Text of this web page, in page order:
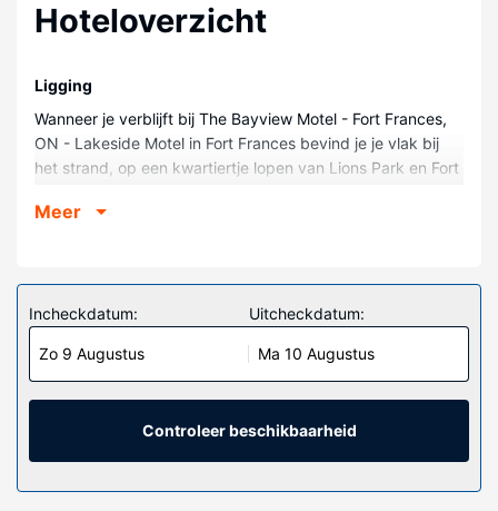
Hoteloverzicht
Ligging
Wanneer je verblijft bij The Bayview Motel - Fort Frances,
ON - Lakeside Motel in Fort Frances bevind je je vlak bij
het strand, op een kwartiertje lopen van Lions Park en Fort
Voyageurs National Park en op 1 km van The Lookout
Doe of je thuis bent in één van de 29 individueel
gedecoreerde kamers met een koelkast en een
flatscreentelevisie. Dankzij gratis wifi blijf je online, terwijl
de tv met digitale zenders zorgt voor het kijkplezier. De
privébadkamers met een bad/douchecombinatie hebben
designer toiletartikelen en haardrogers. Bij de
Meer
Incheckdatum:
Zo 9 Augustus
Uitcheckdatum:
Ma 10 Augustus
Controleer beschikbaarheid